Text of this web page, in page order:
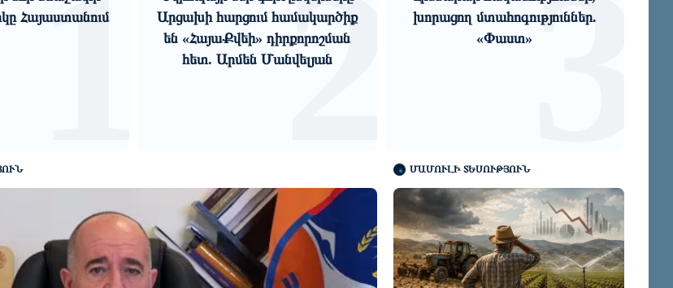
Հայաստանում
1
Արցախի հարցում համակարծիք
են «ՀայաՔվեի» դիրքորոշման
հետ. Արմեն Մանվելյան
2
խորացող մտահոգություններ.
«Փաստ»3
ՄԱՄՈՒԼԻ ՏԵՍՈՒԹՅՈՒՆ